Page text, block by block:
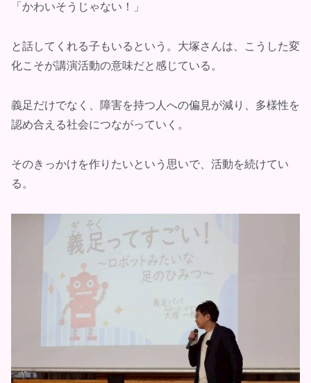
「かわいそうじゃない！」
と話してくれる子もいるという。大塚さんは、こうした変
化こそが講演活動の意味だと感じている。
義足だけでなく、障害を持つ人への偏見が減り、多様性を
認め合える社会につながっていく。
そのきっかけを作りたいという思いで、活動を続けてい
る。